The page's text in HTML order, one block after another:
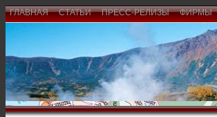
ГЛАВНАЯ СТАТЬИ ПРЕСС-РЕЛИЗЫ ФИРМЫ